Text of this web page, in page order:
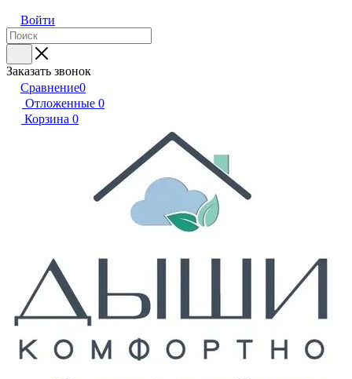
Войти
Заказать звонок
Сравнение0
Отложенные 0
Корзина 0